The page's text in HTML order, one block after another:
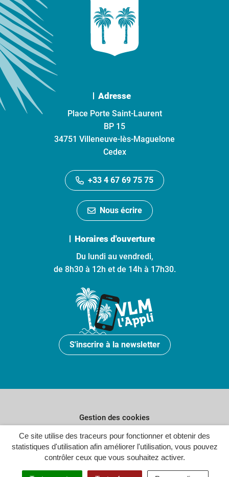
Ce site utilise des traceurs pour fonctionner et obtenir des
statistiques d'utilisation afin améliorer l'utilisation, vous pouvez
contrôler ceux que vous souhaitez activer.
Adresse
Place Porte Saint-Laurent
BP 15
34751 Villeneuve-lès-Maguelone
Cedex
+33 4 67 69 75 75
Nous écrire
Horaires d'ouverture
Du lundi au vendredi,
de 8h30 à 12h et de 14h à 17h30.
S'inscrire à la newsletter
Gestion des cookies
Plan du site
Politique de confidentialité
Crédits